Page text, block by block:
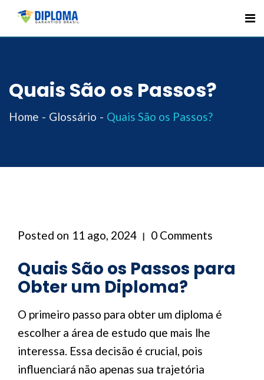
Skip
Quais São os Passos?
Home Glossário Quais São os Passos?
Posted on 11 ago, 2024 0 Comments
Quais São os Passos para
Obter um Diploma?
O primeiro passo para obter um diploma é
escolher a área de estudo que mais lhe
interessa. Essa decisão é crucial, pois
influenciará não apenas sua trajetória